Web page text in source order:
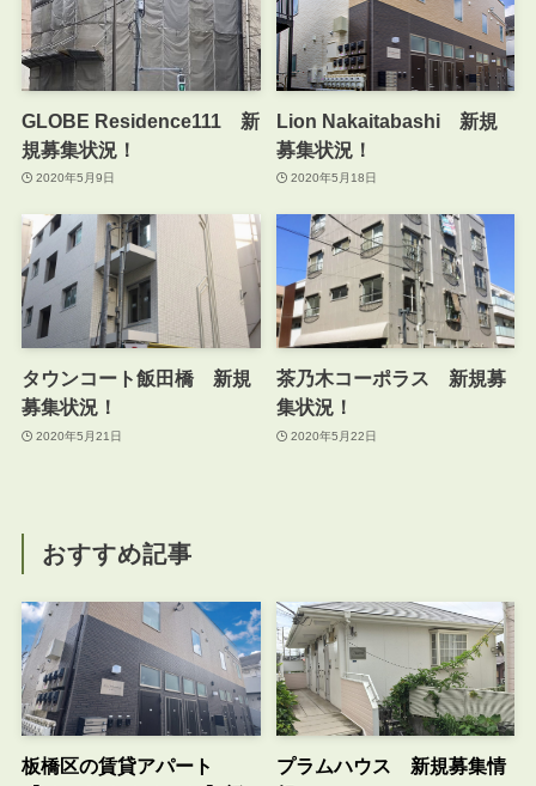
GLOBE Residence111 新
規募集状況！
2020年5月9日
Lion Nakaitabashi 新規
募集状況！
2020年5月18日
タウンコート飯田橋 新規
募集状況！
2020年5月21日
茶乃木コーポラス 新規募
集状況！
2020年5月22日
おすすめ記事
板橋区の賃貸アパート
プラムハウス 新規募集情